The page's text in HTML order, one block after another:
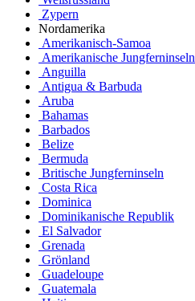
Zypern
Nordamerika
Amerikanisch-Samoa
Amerikanische Jungferninseln
Anguilla
Antigua & Barbuda
Aruba
Bahamas
Barbados
Belize
Bermuda
Britische Jungferninseln
Costa Rica
Dominica
Dominikanische Republik
El Salvador
Grenada
Grönland
Guadeloupe
Guatemala